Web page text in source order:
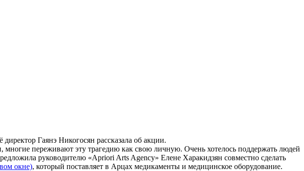
Гаянэ Никогосян рассказала об акции.
переживают эту трагедию как свою личную. Очень хотелось поддержать людей
руководителю «Apriori Arts Agency» Елене Харакидзян совместно сделать
окне), который поставляет в Арцах медикаменты и медицинское оборудование.